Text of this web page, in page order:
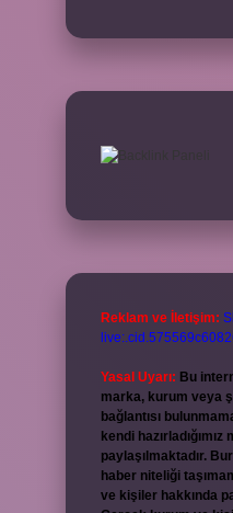
Reklam ve İletişim:
Yasal Uyarı: Bu
marka, kurum veya
bağlantısı
kendi
paylaşılmaktadır.
haber niteliği
ve kişiler hakkında